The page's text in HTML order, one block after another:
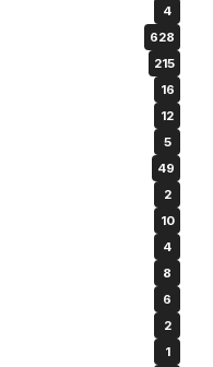
4
628
215
16
12
5
49
2
10
4
8
6
2
1